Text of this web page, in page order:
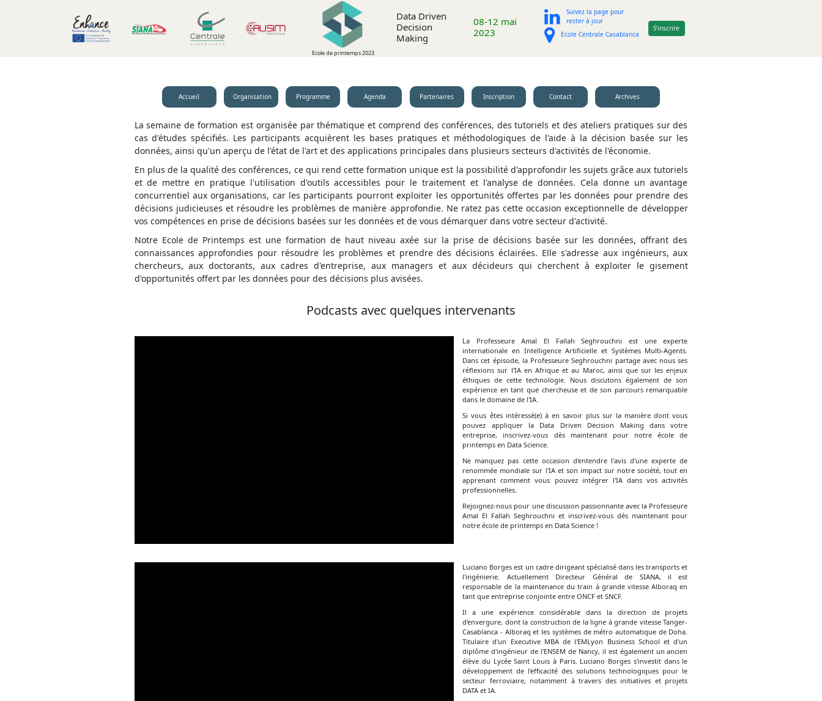
Ecole de printemps 2023
Data Driven
Decision
Making
08-12 mai
2023
Suivez la page pour
rester à jour
Ecole Centrale Casablanca
S'inscrire
Accueil Organisation Programme Agenda Partenaires Inscription Contact Archives
La semaine de formation est organisée par thématique et comprend des conférences, des tutoriels et des ateliers pratiques sur des
cas d'études spécifiés. Les participants acquièrent les bases pratiques et méthodologiques de l'aide à la décision basée sur les
données, ainsi qu'un aperçu de l'état de l'art et des applications principales dans plusieurs secteurs d'activités de l'économie.
En plus de la qualité des conférences, ce qui rend cette formation unique est la possibilité d'approfondir les sujets grâce aux tutoriels
et de mettre en pratique l'utilisation d'outils accessibles pour le traitement et l'analyse de données. Cela donne un avantage
concurrentiel aux organisations, car les participants pourront exploiter les opportunités offertes par les données pour prendre des
décisions judicieuses et résoudre les problèmes de manière approfondie. Ne ratez pas cette occasion exceptionnelle de développer
vos compétences en prise de décisions basées sur les données et de vous démarquer dans votre secteur d'activité.
Notre Ecole de Printemps est une formation de haut niveau axée sur la prise de décisions basée sur les données, offrant des
connaissances approfondies pour résoudre les problèmes et prendre des décisions éclairées. Elle s'adresse aux ingénieurs, aux
chercheurs, aux doctorants, aux cadres d'entreprise, aux managers et aux décideurs qui cherchent à exploiter le gisement
d'opportunités offert par les données pour des décisions plus avisées.
Podcasts avec quelques intervenants
La Professeure Amal El Fallah Seghrouchni est une experte
internationale en Intelligence Artificielle et Systèmes Multi-Agents.
Dans cet épisode, la Professeure Seghrouchni partage avec nous ses
réflexions sur l'IA en Afrique et au Maroc, ainsi que sur les enjeux
éthiques de cette technologie. Nous discutons également de son
expérience en tant que chercheuse et de son parcours remarquable
dans le domaine de l'IA.
Si vous êtes intéressé(e) à en savoir plus sur la manière dont vous
pouvez appliquer la Data Driven Decision Making dans votre
entreprise, inscrivez-vous dès maintenant pour notre école de
printemps en Data Science.
Ne manquez pas cette occasion d'entendre l'avis d'une experte de
renommée mondiale sur l'IA et son impact sur notre société, tout en
apprenant comment vous pouvez intégrer l'IA dans vos activités
professionnelles.
Rejoignez-nous pour une discussion passionnante avec la Professeure
Amal El Fallah Seghrouchni et inscrivez-vous dès maintenant pour
notre école de printemps en Data Science !
Luciano Borges est un cadre dirigeant spécialisé dans les transports et
l'ingénierie. Actuellement Directeur Général de SIANA, il est
responsable de la maintenance du train à grande vitesse Alboraq en
tant que entreprise conjointe entre ONCF et SNCF.
Il a une expérience considérable dans la direction de projets
d'envergure, dont la construction de la ligne à grande vitesse Tanger-
Casablanca - Alboraq et les systèmes de métro automatique de Doha.
Titulaire d'un Executive MBA de l'EMLyon Business School et d'un
diplôme d'ingénieur de l'ENSEM de Nancy, il est également un ancien
élève du Lycée Saint Louis à Paris. Luciano Borges s'investit dans le
développement de l'efficacité des solutions technologiques pour le
secteur ferroviaire, notamment à travers des initiatives et projets
DATA et IA.